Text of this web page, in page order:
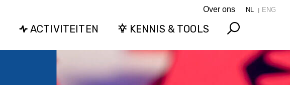
Over ons NL ENG
ACTIVITEITEN KENNIS & TOOLS